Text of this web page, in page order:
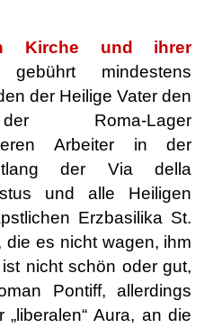
Kirche und ihrer
mindestens
der Heilige Vater den
Roma-Lager
Arbeiter in der
der Via della
und alle Heiligen
Erzbasilika St.
die es nicht wagen, ihm
nicht schön oder gut,
Pontiff, allerdings
Aura, an die